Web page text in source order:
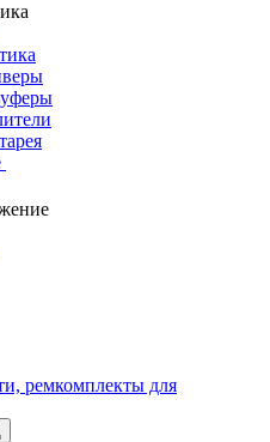
ремкомплекты для